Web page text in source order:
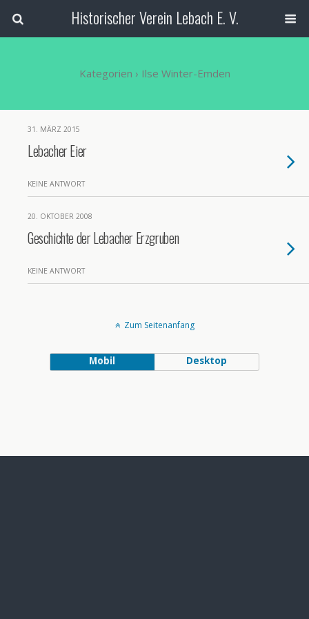
Historischer Verein Lebach E. V.
Kategorien › Ilse Winter-Emden
31. MÄRZ 2015
Lebacher Eier
KEINE ANTWORT
20. OKTOBER 2008
Geschichte der Lebacher Erzgruben
KEINE ANTWORT
Zum Seitenanfang
Mobil Desktop